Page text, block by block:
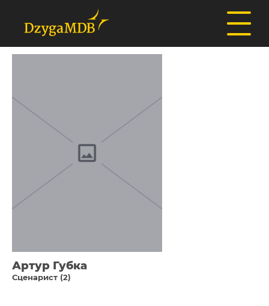
Артур Губка
Сценарист (2)